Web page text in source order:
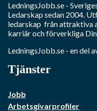
LedningsJobb.se -
Ledarskapsedan 2004.
ledarskap från attraktiva
karriär och förverkliga
LedningsJobb.se - en del
Tjänster
Jobb
Arbetsgivarprofiler